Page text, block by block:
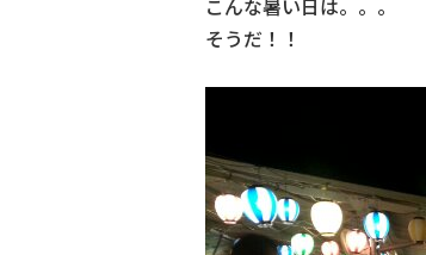
こんな暑い日は。。。
そうだ！！